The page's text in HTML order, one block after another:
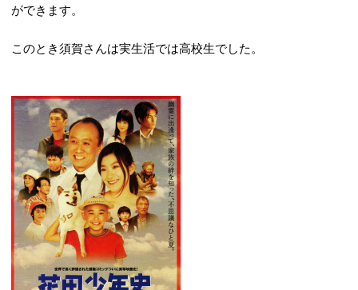
ができます。
このとき須賀さんは実生活では高校生でした。